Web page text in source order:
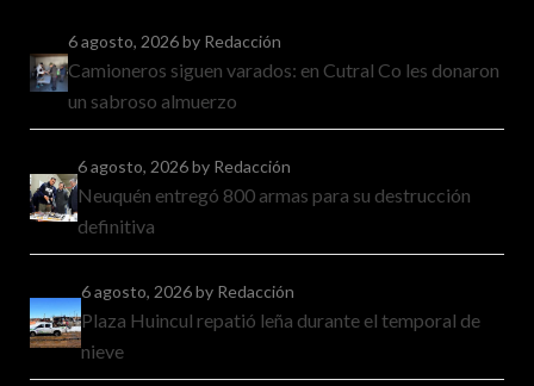
6 agosto, 2026by Redacción
Camioneros siguen varados: en Cutral Co les donaron
un sabroso almuerzo
6 agosto, 2026by Redacción
Neuquén entregó 800 armas para su destrucción
definitiva
6 agosto, 2026by Redacción
Plaza Huincul repatió leña durante el temporal de
nieve